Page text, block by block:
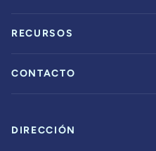
RECURSOS
CONTACTO
DIRECCIÓN